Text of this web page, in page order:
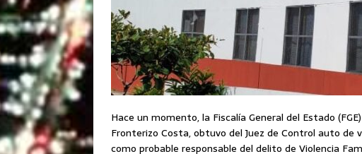
Hace un momento, la Fiscalía General del Estado
Fronterizo Costa, obtuvo del Juez de Control auto de
como probable responsable del delito de Violencia